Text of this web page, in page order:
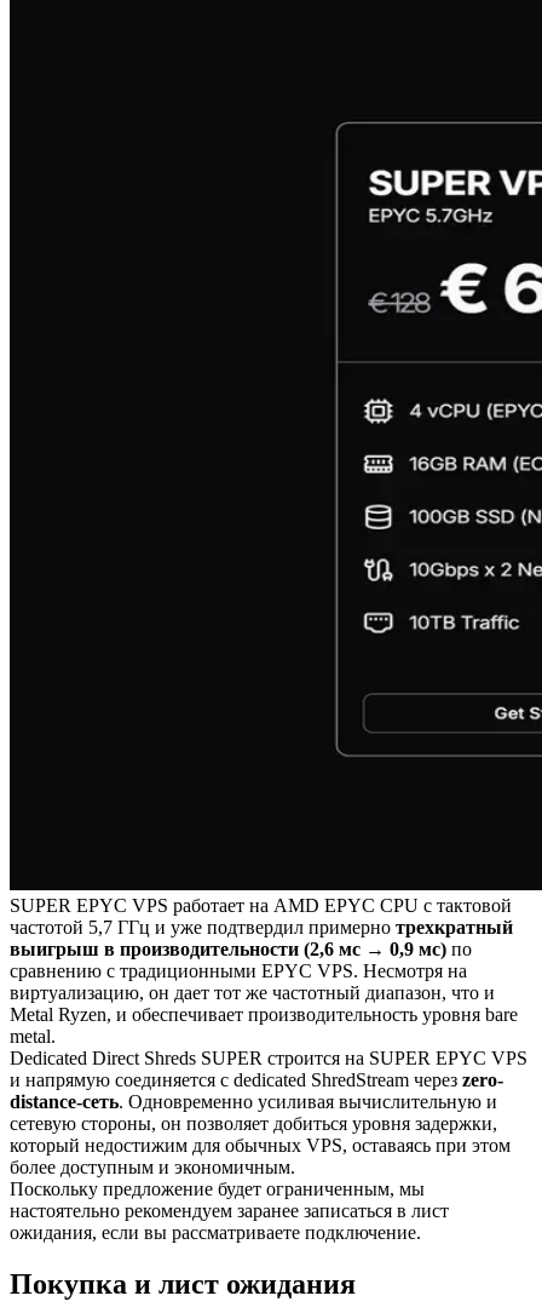
SUPER EPYC VPS работает на AMD EPYC CPU с тактовой
частотой 5,7 ГГц и уже подтвердил примерно трехкратный
выигрыш в производительности (2,6 мс → 0,9 мс) по
сравнению с традиционными EPYC VPS. Несмотря на
виртуализацию, он дает тот же частотный диапазон, что и
Metal Ryzen, и обеспечивает производительность уровня bare
metal.
Dedicated Direct Shreds SUPER строится на SUPER EPYC VPS
и напрямую соединяется с dedicated ShredStream через zero-
distance-сеть. Одновременно усиливая вычислительную и
сетевую стороны, он позволяет добиться уровня задержки,
который недостижим для обычных VPS, оставаясь при этом
более доступным и экономичным.
Поскольку предложение будет ограниченным, мы
настоятельно рекомендуем заранее записаться в лист
ожидания, если вы рассматриваете подключение.
Покупка и лист ожидания